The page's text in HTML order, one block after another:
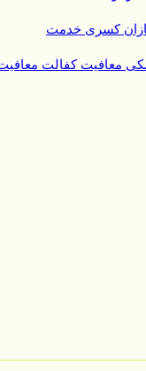
کسری خدمت
معافیت کفالتمعافیت